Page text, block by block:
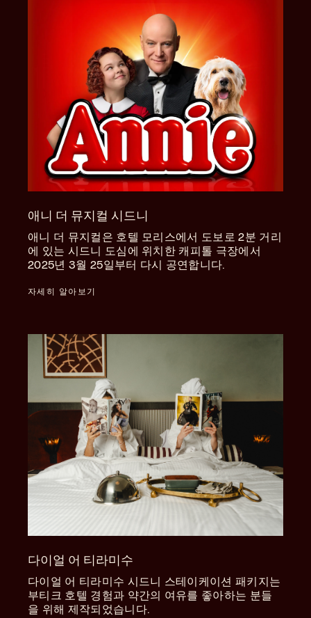
애니 더 뮤지컬 시드니
애니 더 뮤지컬은 호텔 모리스에서 도보로 2분 거리
에 있는 시드니 도심에 위치한 캐피톨 극장에서
2025년 3월 25일부터 다시 공연합니다.
자세히 알아보기
다이얼 어 티라미수
다이얼 어 티라미수 시드니 스테이케이션 패키지는
부티크 호텔 경험과 약간의 여유를 좋아하는 분들
을 위해 제작되었습니다.